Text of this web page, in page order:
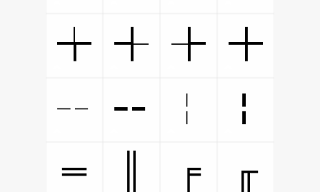
╈
╉ ╊
╋
╌
╍ ╎
╏
═
╒
╓